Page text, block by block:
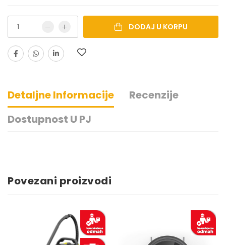
DODAJ U KORPU
Detaljne Informacije
Recenzije
Dostupnost U PJ
XIAOMI
usisivač S20
Povezani proizvodi